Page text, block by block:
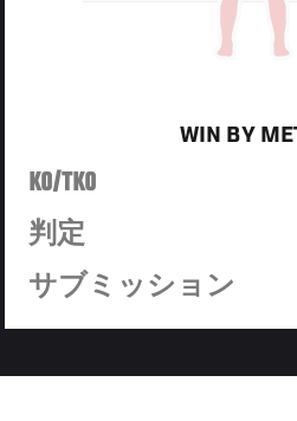
WIN BY
KO/TKO
判定
サブミッション